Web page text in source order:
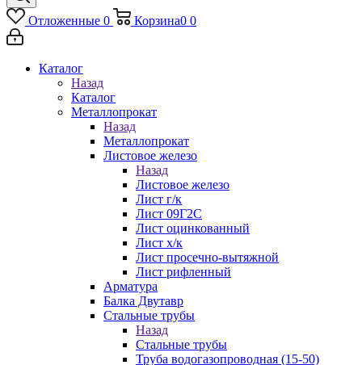
Отложенные 0 Корзина0 0
Каталог
Назад
Каталог
Металлопрокат
Назад
Металлопрокат
Листовое железо
Назад
Листовое железо
Лист г/к
Лист 09Г2С
Лист оцинкованный
Лист х/к
Лист просечно-вытяжной
Лист рифленный
Арматура
Балка Двутавр
Стальные трубы
Назад
Стальные трубы
Труба водогазопроводная (15-50)